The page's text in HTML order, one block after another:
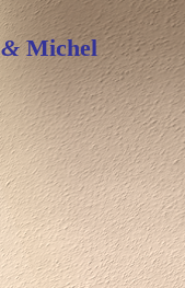
&Michel